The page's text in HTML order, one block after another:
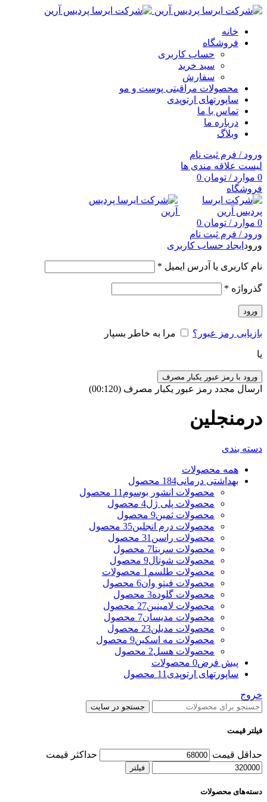
خانه
فروشگاه
حساب کاربری
سبد خرید
سفارش
محصولات مراقبتی پوست و مو
ساپورتهای ارتوپدی
تماس با ما
درباره ما
وبلاگ
ورود / فرم ثبت نام
لیست علاقه مندی ها
0 موارد / تومان
فروشگاه
0 موارد / تومان
ورود / فرم ثبت نام
ورود ایجاد حساب کاربری
نام کاربری یا آدرس ایمیل *
گذرواژه *
ورود
بازیابی رمز عبور؟ مرا به خاطر بسپار
یا
ورود با رمز عبور یکبار مصرف
ارسال مجدد رمز عبور یکبار مصرف (00:
120
)
درمنجلین
دسته بندی
همه محصولات
بهداشتی درمانی184 محصول
محصولات انشور بوسوم 11 محصول
محصولات پلی ژل4 محصول
محصولات ثمین9 محصول
محصولات درم انجلین35 محصول
محصولات راسن 31 محصول
محصولات سریتا7 محصول
محصولات شوتال9 محصول
محصولات طلسم 1 محصولات
محصولات فیتو وان6 محصول
محصولات گلوده3 محصول
محصولات لامینین27 محصول
محصولات مدیسان7 محصول
محصولات مدیلن23 محصول
محصولات مه اسکین9 محصول
محصولات هسل2 محصول
پیش فرض0 محصولات
ساپورتهای ارتوپدی 11 محصول
خروج
جستجو در سایت
فیلتر قیمت
حداقل قیمت حداکثر قیمت
فیلتر
دسته‌های محصولات